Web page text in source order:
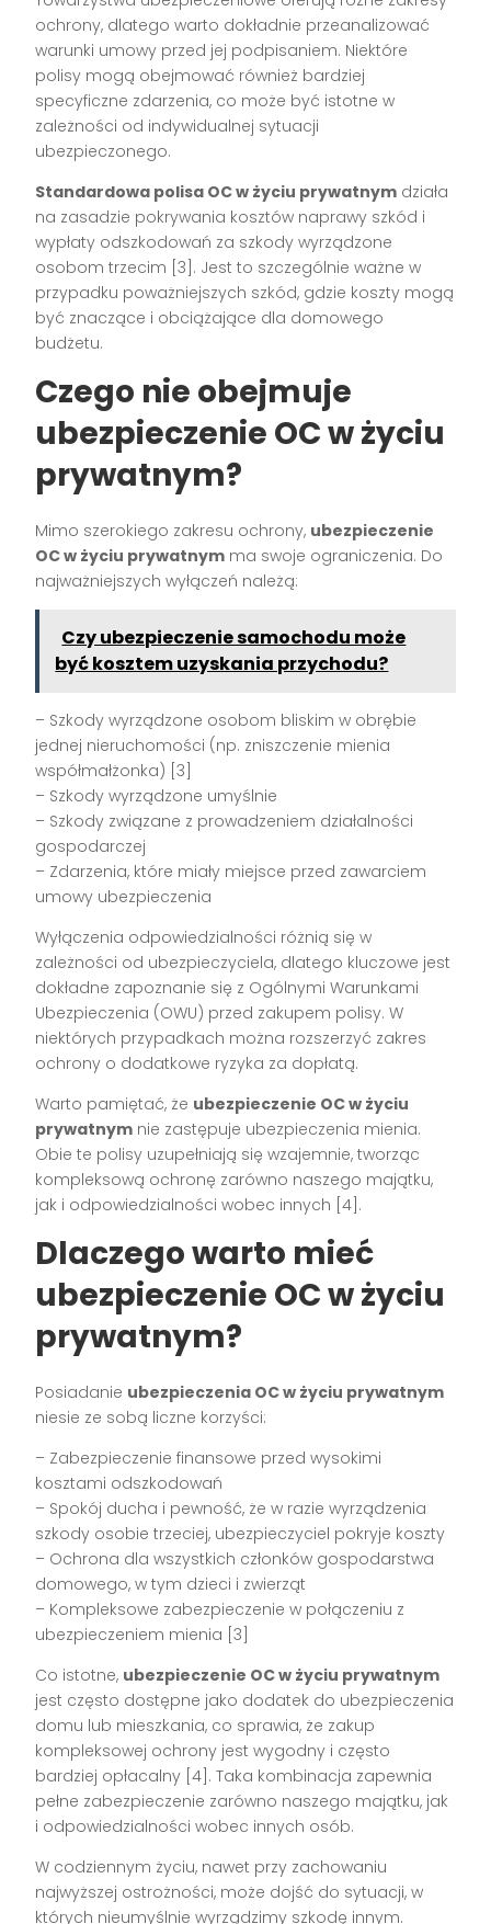
ochrony, dlatego warto dokładnie przeanalizować
warunki umowy przed jej podpisaniem. Niektóre
polisy mogą obejmować również bardziej
specyficzne zdarzenia, co może być istotne w
zależności od indywidualnej sytuacji
ubezpieczonego.
Standardowa polisa OC w życiu prywatnym działa
na zasadzie pokrywania kosztów naprawy szkód i
wypłaty odszkodowań za szkody wyrządzone
osobom trzecim [3]. Jest to szczególnie ważne w
przypadku poważniejszych szkód, gdzie koszty mogą
być znaczące i obciążające dla domowego
budżetu.
Czego nie obejmuje
ubezpieczenie OC w życiu
prywatnym?
Mimo szerokiego zakresu ochrony, ubezpieczenie
OC w życiu prywatnym ma swoje ograniczenia. Do
najważniejszych wyłączeń należą:
Czy ubezpieczenie samochodu może
być kosztem uzyskania przychodu?
– Szkody wyrządzone osobom bliskim w obrębie
jednej nieruchomości (np. zniszczenie mienia
współmałżonka) [3]
– Szkody wyrządzone umyślnie
– Szkody związane z prowadzeniem działalności
gospodarczej
– Zdarzenia, które miały miejsce przed zawarciem
umowy ubezpieczenia
Wyłączenia odpowiedzialności różnią się w
zależności od ubezpieczyciela, dlatego kluczowe jest
dokładne zapoznanie się z Ogólnymi Warunkami
Ubezpieczenia (OWU) przed zakupem polisy. W
niektórych przypadkach można rozszerzyć zakres
ochrony o dodatkowe ryzyka za dopłatą.
Warto pamiętać, że ubezpieczenie OC w życiu
prywatnym nie zastępuje ubezpieczenia mienia.
Obie te polisy uzupełniają się wzajemnie, tworząc
kompleksową ochronę zarówno naszego majątku,
jak i odpowiedzialności wobec innych [4].
Dlaczego warto mieć
ubezpieczenie OC w życiu
prywatnym?
Posiadanie ubezpieczenia OC w życiu prywatnym
niesie ze sobą liczne korzyści:
– Zabezpieczenie finansowe przed wysokimi
kosztami odszkodowań
– Spokój ducha i pewność, że w razie wyrządzenia
szkody osobie trzeciej, ubezpieczyciel pokryje koszty
– Ochrona dla wszystkich członków gospodarstwa
domowego, w tym dzieci i zwierząt
– Kompleksowe zabezpieczenie w połączeniu z
ubezpieczeniem mienia [3]
Co istotne, ubezpieczenie OC w życiu prywatnym
jest często dostępne jako dodatek do ubezpieczenia
domu lub mieszkania, co sprawia, że zakup
kompleksowej ochrony jest wygodny i często
bardziej opłacalny [4]. Taka kombinacja zapewnia
pełne zabezpieczenie zarówno naszego majątku, jak
i odpowiedzialności wobec innych osób.
W codziennym życiu, nawet przy zachowaniu
najwyższej ostrożności, może dojść do sytuacji, w
których nieumyślnie wyrządzimy szkodę innym.